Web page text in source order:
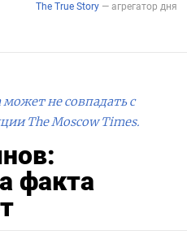
не совпадать с
The Moscow Times.
факта